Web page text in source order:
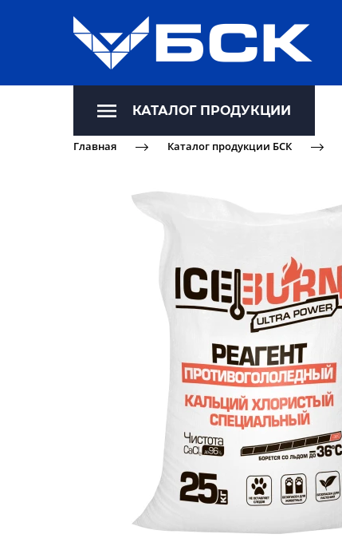
КАТАЛОГ ПРОДУКЦИИ
Главная Каталог продукции БСК